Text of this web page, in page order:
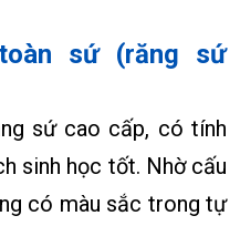
sứ (răng sứ
sứ cao cấp, có tính
sinh học tốt. Nhờ cấu
có màu sắc trong tự